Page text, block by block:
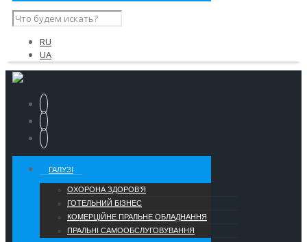
RU
UA
ГАЛУЗІ
ОХОРОНА ЗДОРОВ’Я
ГОТЕЛЬНИЙ БІЗНЕС
КОМЕРЦІЙНЕ ПРАЛЬНЕ ОБЛАДНАННЯ
ПРАЛЬНІ САМООБСЛУГОВУВАННЯ